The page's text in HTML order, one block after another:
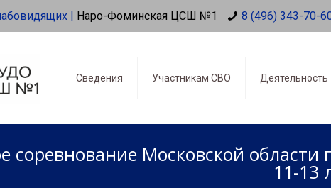
| Наро-Фоминская ЦСШ №1 8 (496) 343-70-
Сведения Участникам СВО Деятельность
соревнование Московской
11-13